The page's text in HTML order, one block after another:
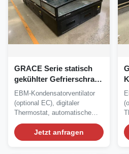
GRACE Serie statisch
gekühlter Gefrierschrank
mit Low-E-Schiebedach
EBM-Kondensatorventilator
(optional EC), digitaler
Thermostat, automatische
Heißgasabtauung,...
Jetzt anfragen